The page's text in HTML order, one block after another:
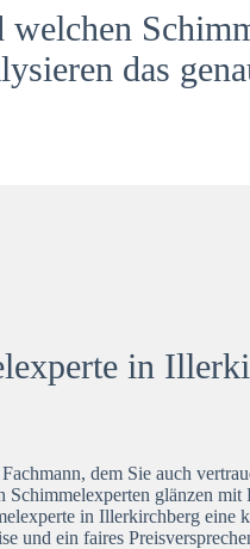
das
in
dem Sie auch
Schimmelexperten glänzen
in Illerkirchberg eine
und ein faires